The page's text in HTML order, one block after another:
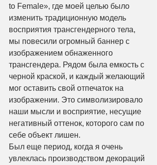
to Female», где моей целью было
изменить традиционную модель
восприятия трансгендерного тела,
мы повесили огромный баннер с
изображением обнаженного
трансгендера. Рядом была емкость с
черной краской, и каждый желающий
мог оставить свой отпечаток на
изображении. Это символизировало
наши мысли и восприятие, несущие
негативный оттенок, которого сам по
себе объект лишен.
Был еще период, когда я очень
увлеклась производством декораций